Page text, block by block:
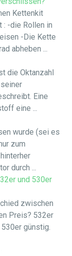
Kettenkit
-die Rollen in
-Die Kette
abheben ...
die Oktanzahl
Eine
eine ...
wurde (sei es
zum
durch ...
und 530er
zwischen
Preis? 532er
günstig.